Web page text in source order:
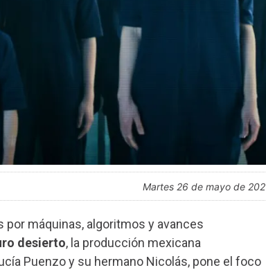
martes 26 de mayo de
máquinas, algoritmos y avances
desierto, la producción mexicana
Puenzo y su hermano Nicolás, pone el foco